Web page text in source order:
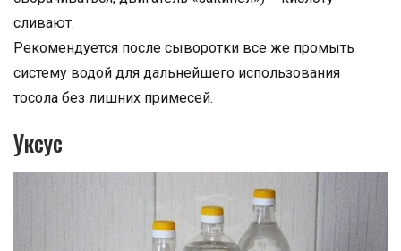
сливают.
Рекомендуется после сыворотки все же промыть
систему водой для дальнейшего использования
тосола без лишних примесей.
Уксус